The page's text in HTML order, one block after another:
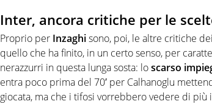
Inter, ancora critiche per le
Proprio per Inzaghisono, poi, le altre critiche
quello che ha finito, in un certo senso, per
nerazzurri in questa lunga sosta: loscarso
entra poco prima del 70′ per Calhanoglu
giocata, ma che i tifosi vorrebbero vedere di più